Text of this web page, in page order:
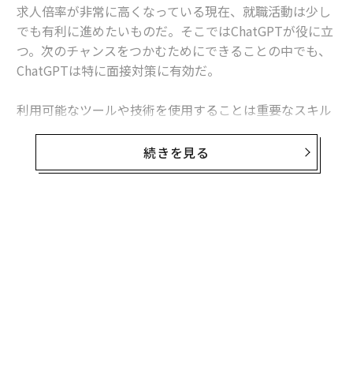
求人倍率が非常に高くなっている現在、就職活動は少し
でも有利に進めたいものだ。そこではChatGPTが役に立
つ。次のチャンスをつかむためにできることの中でも、
ChatGPTは特に面接対策に有効だ。
利用可能なツールや技術を使用することは重要なスキル
であり、臨機応変さの証だ。企業のリサーチから、質問
を予測し、最適な回答を準備することに至るまで、Chat
GPTはあなたを目立たせ、成功の可能性を高める手段と
続きを見る